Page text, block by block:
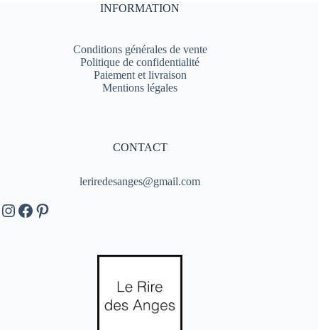
INFORMATION
Conditions générales de vente
Politique de confidentialité
Paiement et livraison
Mentions légales
CONTACT
leriredesanges@gmail.com
Instagram
Facebook
Pinterest